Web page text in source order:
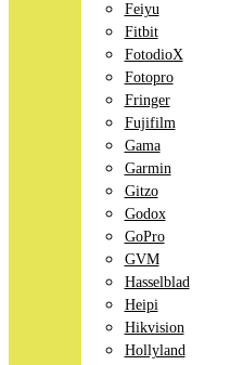
Feiyu
Fitbit
FotodioX
Fotopro
Fringer
Fujifilm
Gama
Garmin
Gitzo
Godox
GoPro
GVM
Hasselblad
Heipi
Hikvision
Hollyland